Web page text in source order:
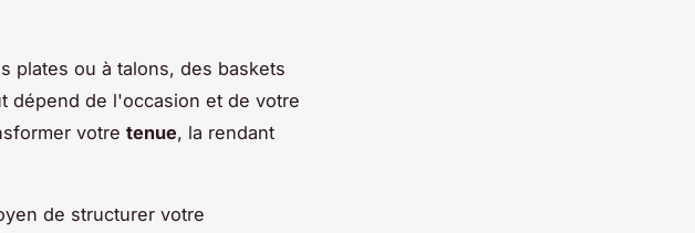
plates ou à talons, des baskets
dépend de l'occasion et de votre
votre tenue, la rendant
de structurer votre